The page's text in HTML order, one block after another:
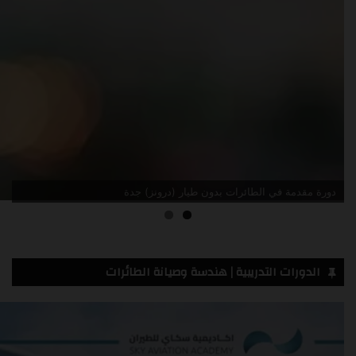
دورة مقدمة في الطائرات بدون طيار (درونز) جدة
الدورات التدريبية | هندسة وصيانة الطائرات